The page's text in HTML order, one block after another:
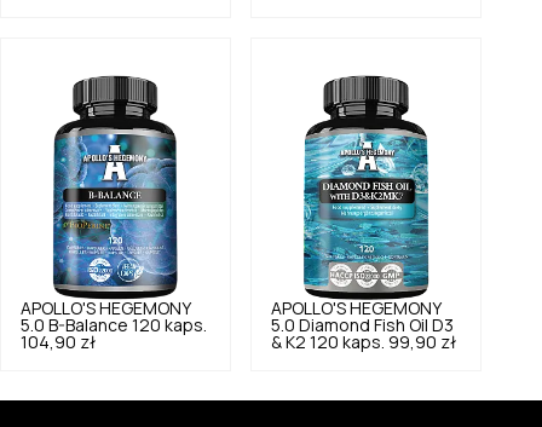
APOLLO'S HEGEMONY
5.0 B-Balance 120 kaps.
104,90 zł
APOLLO'S HEGEMONY
5.0 Diamond Fish Oil D3
& K2 120 kaps. 99,90 zł